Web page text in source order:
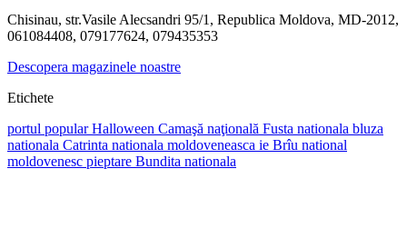
Chisinau, str.Vasile Alecsandri 95/1, Republica Moldova, MD-2012,
061084408, 079177624, 079435353
Descopera magazinele noastre
Etichete
portul popularHalloween Camaşă naţională Fusta nationala bluza
nationala Catrinta nationala moldoveneasca ie Brîu national
moldovenesc pieptare Bundita nationala